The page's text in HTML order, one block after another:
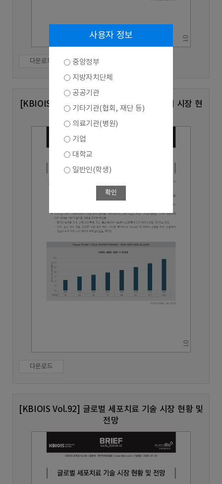
다운로드
[KBIOIS Vol.93] 글로벌 CAR-T 세포치료제 시장 현
황 및 전망
다운로드
[KBIOIS Vol.92] 글로벌 세포치료 기술 시장 현황 및
전망
사용자 정보
중앙정부
지방자치단체
공공기관
기타기관(협회, 재단 등)
의료기관(병원)
기업
대학교
일반인(학생)
확인